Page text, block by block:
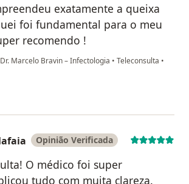
exatamente a queixa
foi fundamental para o meu
recomendo !
Dr. Marcelo Bravin – Infectologia • Teleconsulta •
F.N
Opinião Verificada
O médico foi super
tudo com muita clareza.